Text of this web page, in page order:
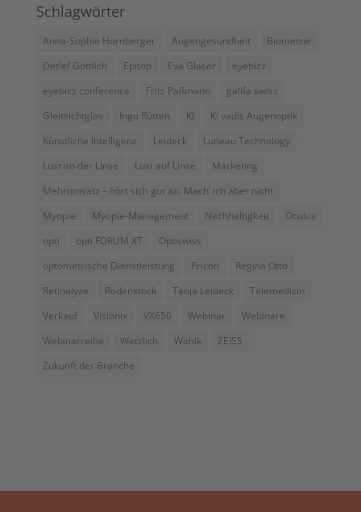
Schlagwörter
Anna-Sophie Hornberger Augengesundheit
Biometrie
Detlef Göttlich
Epitop Eva Glaser
eyebizz
eyebizz conference
Fritz Paßmann
galifa swiss
Gleitsichtglas
Ingo Rütten KI
Ki vadis Augenoptik
Künstliche Intelligenz
Leideck
Luneau Technology
Lust an der Linse
Lust auf Linse
Marketing
Mehrumsatz – hört sich gut an. Mach’ ich aber nicht
Myopie
Myopie-Management Nachhaltigkeit
Oculus
opti
opti FORUM XT
Optiswiss
optometrische Dienstleistung
Pricon
Regina Otto
Retinalyze
Rodenstock Tanja Leideck
Telemedizin
Verkauf
Visionix VX650 Webinar
Webinare
Webinarreihe
Wetzlich Wöhlk
ZEISS
Zukunft der Branche